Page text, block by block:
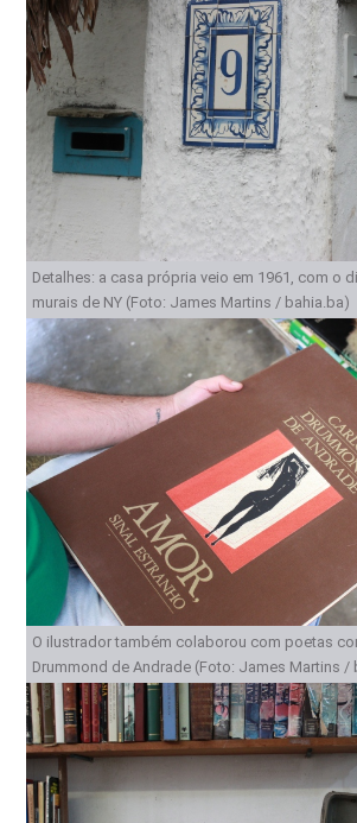
Detalhes: a casa própria veio em 1961, com o
murais de NY (Foto: James Martins / bahia.ba)
O ilustrador também colaborou com poetas
Drummond de Andrade (Foto: James Martins /